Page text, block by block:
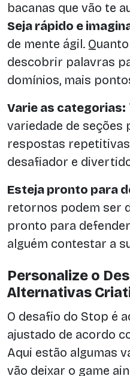
bacanas que vão te
Seja rápido e
de mente ágil.
descobrir palavras
domínios, mais
Varie as categorias:
variedade de seções
respostas
desafiador e
Esteja pronto para
retornos podem ser
pronto para
alguém contestar a
Personalize o
Alternativas
O desafio do Stop é
ajustado de acordo
Aqui estão algumas
vão deixar o game